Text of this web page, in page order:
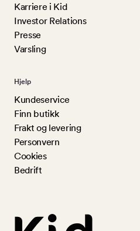
Karriere i Kid
Investor Relations
Presse
Varsling
Hjelp
Kundeservice
Finn butikk
Frakt og levering
Personvern
Cookies
Bedrift